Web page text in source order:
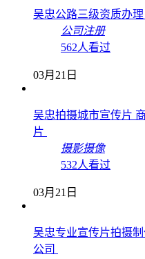
吴忠公路三级资质办
公司注册
562人看过
03月21日
吴忠拍摄城市宣传片
片
摄影摄像
532人看过
03月21日
吴忠专业宣传片拍摄
公司